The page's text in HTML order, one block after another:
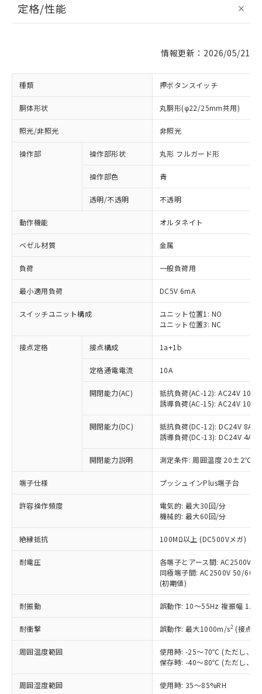
定格/性能
情報更新：2026/05/21
種類 押ボタンスイッチ
胴体形状 丸胴形(φ22/25mm共用)
照光/非照光 非照光
操作部 操作部形状 丸形 フルガード形
操作部色 青
透明/不透明 不透明
動作機能 オルタネイト
ベゼル材質 金属
負荷 一般負荷用
最小適用負荷 DC5V 6mA
スイッチユニット構成
ユニット位置1: NO
ユニット位置3: NC
接点定格 接点構成 1a+1b
定格通電電流 10A
開閉能力(AC)
抵抗負荷(AC-12): AC24V 10A/
誘導負荷(AC-15): AC24V
開閉能力(DC)
抵抗負荷(DC-12): DC24V 8A/
誘導負荷(DC-13): DC24V 4A/
開閉能力説明 測定条件: 周囲温度 20±2℃、
端子仕様 プッシュインPlus端子台
許容操作頻度
電気的: 最大30回/分
機械的: 最大60回/分
絶縁抵抗 100MΩ以上 (DC500Vメガ)
耐電圧
各端子とアース間: AC2500V
同極端子間: AC2500V 50/
(初期値)
耐振動 誤動作: 10～55Hz 複振幅
耐衝撃 誤動作: 最大1000m/s2 (接点
周囲温度範囲
使用時: -25～70℃ (ただし、氷
保存時: -40～80℃ (ただし、氷
周囲湿度範囲 使用時: 35～85%RH
ご利用条件
以下の条件をお読みいただき、同意のうえ
本サービスは、当社制御機器事業取扱
商品の当社在庫状況および標準価格
(税抜)を提供させていただくもので
当社制御機器事業取扱商品の中には、
ことをご了承ください。
在庫状況および標準価格照会結果は、
記載している更新日時点での社内デー
タに基づき作成されるものであり、閲
覧された時点での実際の在庫および標
準価格とは異なる場合があることをご
対応済み：EU RoHS指令（10物質）の
非含有に対応した製品が提供可能な商品で
対応予定：EU RoHS指令（10物質）の非含
有に対応した製品に切り替える予定のある
対応予定なし：EU RoHS指令（10物質）の
非含有に非対応の商品で、対応品を出す予
定はありません。
調査・確認中：EU RoHS指令（10物質）の
非含有の対応状況を調査中または確認中の
非該当品：ライセンス料など無形物で、有
害物質有無と関係のない商品です。
仕入先様の事情により、非含有部品として
いたものが、含有品と判明した場合などや
むを得ず変更することがあります。
*EU RoHS指令（10物質）：
鉛(Pb) 1000ppm以下、 水銀(Hg) 1000ppm以下、 カド
六価クロム(Cr(Ⅵ)) 1000ppm以下、ポリ臭化ビフェニル
「○」：最大均質材料含有率が中国RoHSの
基準値以下であることを示します。
「×」：最大均質材料含有率が中国RoHSの
基準値を超えていることを示します。
「－」：未確認です。当社販売部門へお問
*中国RoHS10物質の基準値 (GB/T26572)：
Pb(鉛) :1000ppm、 Hg(水銀) : 1000ppm、 Cd(カドミウ
ム) : 100ppm、
当社は、これら貴社製品のうち、外国
為替および外国貿易法に定める商品
（以下｢規制貨物等」という）を輸出
または国外への提供する場合は、日本
国政府の輸出許可(または役務取引許
可)を取得するなどの必要な手続きを